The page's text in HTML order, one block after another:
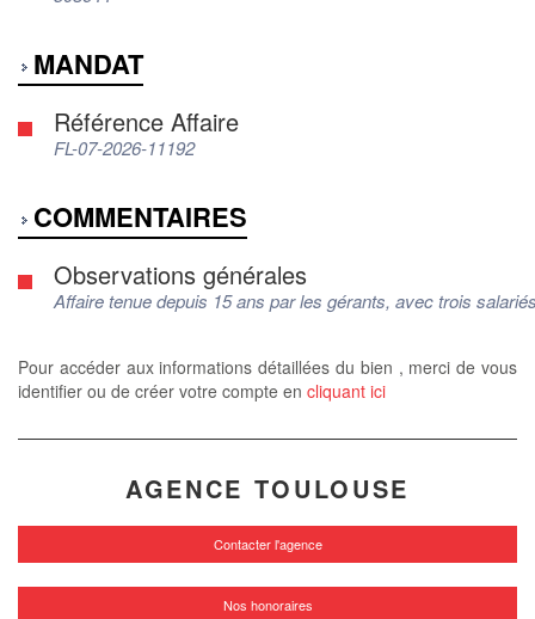
MANDAT
Référence Affaire
FL-07-2026-11192
COMMENTAIRES
Observations générales
Affaire tenue depuis 15 ans par les gérants, avec trois
Pour accéder aux informations détaillées du bien , merci de vous
identifier ou de créer votre compte en cliquant ici
AGENCE TOULOUSE
Contacter l'agence
Nos honoraires